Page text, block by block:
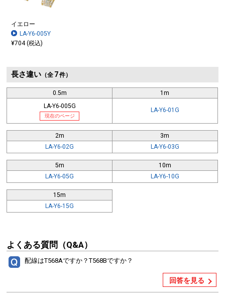
イエロー
LA-Y6-005Y
¥704 (税込)
長さ違い（全 7件）
0.5m
LA-Y6-005G
現在のページ
1m
LA-Y6-01G
2m
LA-Y6-02G
3m
LA-Y6-03G
5m
LA-Y6-05G
10m
LA-Y6-10G
15m
LA-Y6-15G
よくある質問（Q&A）
配線はT568Aですか？T568Bですか？
回答を見る